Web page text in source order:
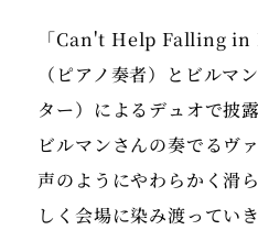
「Can't Help Falling in
（ピアノ奏者）とビルマ
ター）によるデュオで披
ビルマンさんの奏でるヴ
声のようにやわらかく滑
しく会場に染み渡ってい